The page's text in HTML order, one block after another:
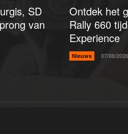
SD
van
Ontdek het
Rally 660
Experience
Nieuws 07/08/2026